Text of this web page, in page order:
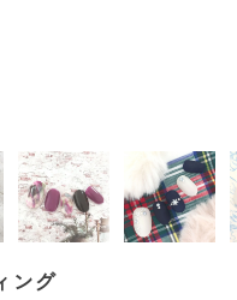
ング